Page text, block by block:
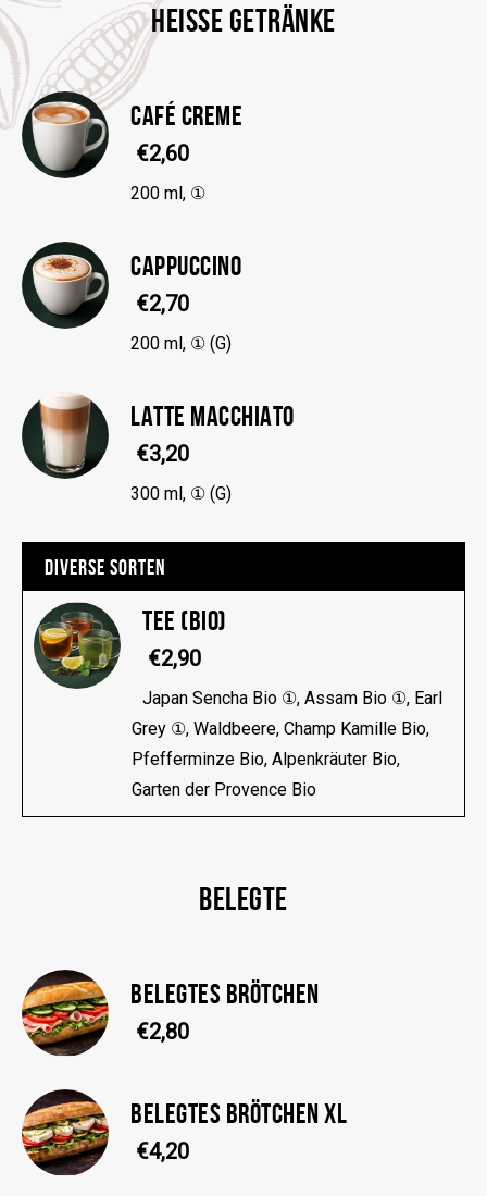
HEISSE GETRÄNKE
CAFÉ CREME
€2,60
200 ml, ①
CAPPUCCINO
€2,70
200 ml, ① (G)
LATTE MACCHIATO
€3,20
300 ml, ① (G)
DIVERSE SORTEN
TEE (BIO)
€2,90
Japan Sencha Bio ①, Assam Bio ①, Earl
Grey ①, Waldbeere, Champ Kamille Bio,
Pfefferminze Bio, Alpenkräuter Bio,
Garten der Provence Bio
BELEGTE
BELEGTES BRÖTCHEN
€2,80
BELEGTES BRÖTCHEN XL
€4,20